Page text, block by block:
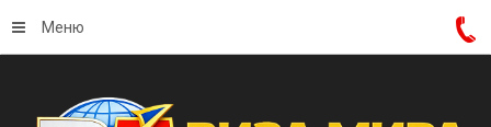
Меню